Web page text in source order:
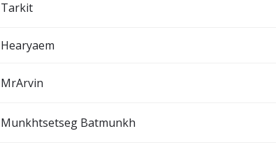
Tarkit
Hearyaem
MrArvin
Munkhtsetseg Batmunkh